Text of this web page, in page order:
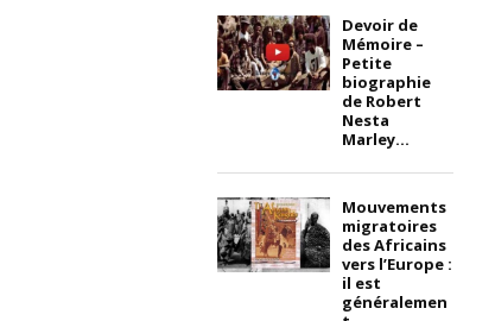
Devoir de
Mémoire –
Petite
biographie
de Robert
Nesta
Marley...
Mouvements
migratoires
des Africains
vers l’Europe :
il est
généralemen